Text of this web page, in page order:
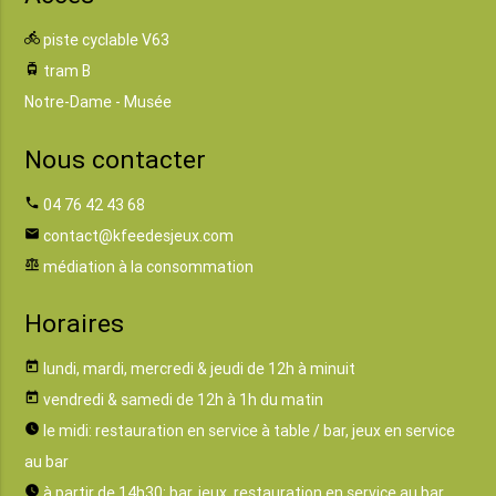
directions_bike piste cyclable V63
tram tram B
Notre-Dame - Musée
Nous contacter
phone 04 76 42 43 68
email contact@kfeedesjeux.com
balance médiation à la consommation
Horaires
today lundi, mardi, mercredi & jeudi de 12h à minuit
today vendredi & samedi de 12h à 1h du matin
watch_later le midi: restauration en service à table / bar, jeux en service
au bar
watch_later